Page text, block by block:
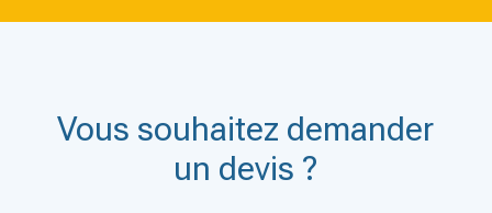
Vous souhaitez demander
un devis ?